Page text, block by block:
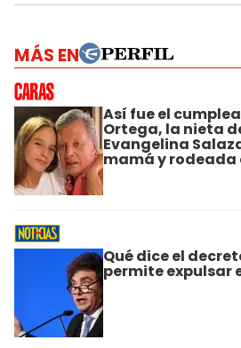
MÁS EN
Así fue el
Ortega, la nieta
Evangelina
mamá y rodeada
Qué dice el
permite expulsar